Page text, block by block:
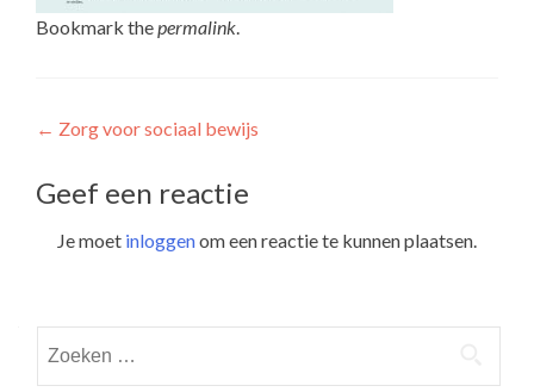
Bookmark thepermalink.
Post
navigation
← Zorg voor sociaal bewijs
Geef een reactie
Je moet inloggenom een reactie te kunnen plaatsen.
naar: